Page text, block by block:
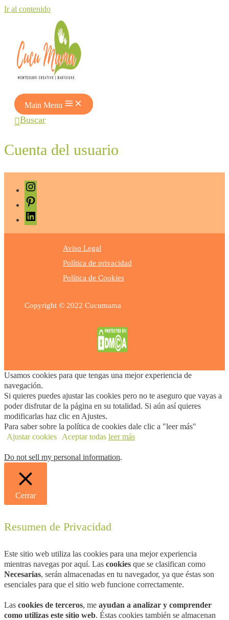
Ir al contenido
Main Menu
Buscar
Cuenta del usuario
Aviso Legal
Política de privacidad
Política de Cookies
Copyright © 2022 Cucumama
Usamos cookies para que tengas una mejor experiencia de
navegación.
Si quieres puedes ajustar las cookies pero no te aseguro que vayas a
poder disfrutar de la página en su totalidad. Si aún así quieres
modificarlas haz clic en Ajustes.
Para saber sobre la política de cookies dale clic a "leer más"
Ajustar cookies
Aceptar todas leer más
Do not sell my personal information.
Cerrar
Resumen de Privacidad
Este sitio web utiliza las cookies para una mejor experiencia
mientras navegas por aquí. Las cookies que se clasifican como
Necesarias, serán almacenadas en tu navegador, ya que éstas son
esenciales para que el sitio web funcione correctamente.
Las cookies de terceros, me ayudan a analizar y comprender
como utilizas este sitio web. Éstas cookies también se almacenan